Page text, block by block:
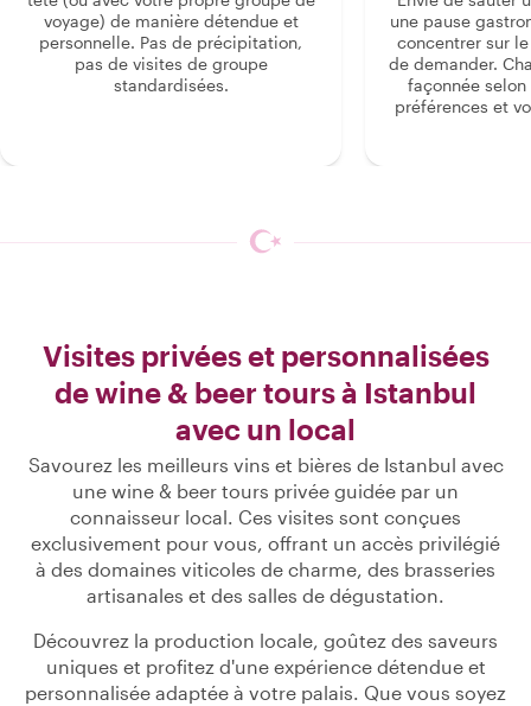
voyage) de manière détendue et
personnelle. Pas de précipitation,
pas de visites de groupe
standardisées.
une pause
concentrer sur
de demander.
façonnée
préférences et
Visites privées et personnalisées
de wine & beer tours à Istanbul
avec un local
Savourez les meilleurs vins et bières de Istanbul avec
une wine & beer tours privée guidée par un
connaisseur local. Ces visites sont conçues
exclusivement pour vous, offrant un accès privilégié
à des domaines viticoles de charme, des brasseries
artisanales et des salles de dégustation.
Découvrez la production locale, goûtez des saveurs
uniques et profitez d'une expérience détendue et
personnalisée adaptée à votre palais. Que vous soyez